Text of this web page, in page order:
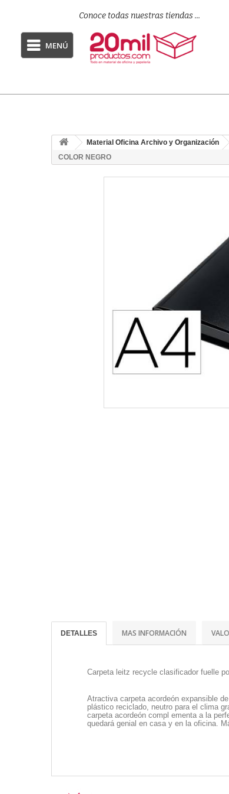
Conoce todas nuestras tiendas ...
MENÚ
Material Oficina Archivo y Organización
COLOR NEGRO
DETALLES MAS INFORMACIÓN
Carpeta leitz recycle clasificador fuelle
Atractiva carpeta acordeón expansible
plástico reciclado, neutro para el clima
carpeta acordeón compl ementa a la
quedará genial en casa y en la oficina.